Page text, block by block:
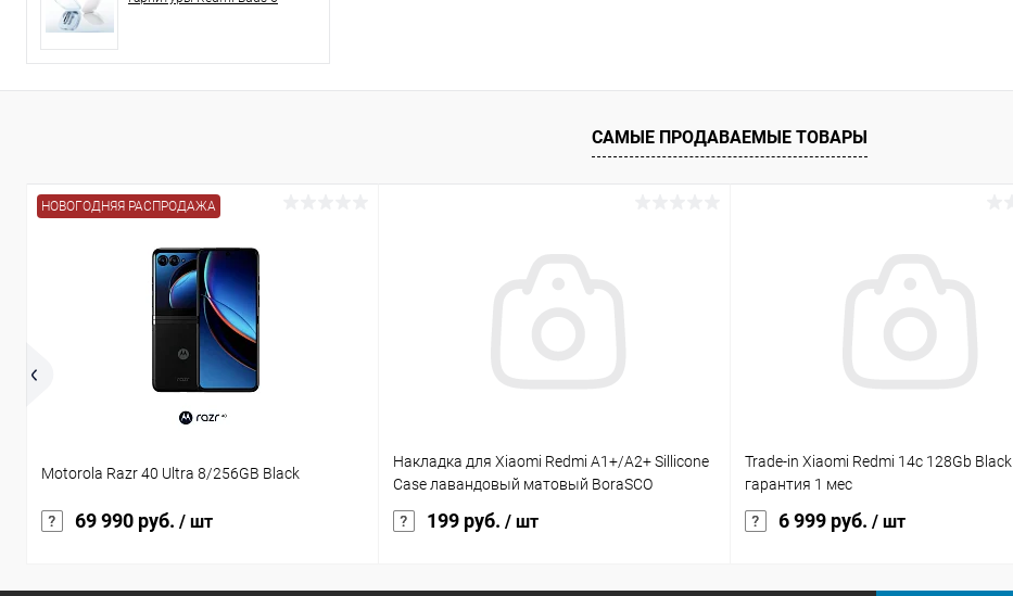
САМЫЕ ПРОДАВАЕМЫЕ ТОВАРЫ
НОВОГОДНЯЯ РАСПРОДАЖА
Motorola Razr 40 Ultra 8/256GB Black
69 990 руб. / шт
Накладка для Xiaomi Redmi A1+/A2+ Sillicone
Case лавандовый матовый BoraSCO
199 руб. / шт
Trade-in Xiaomi Redmi 14с 128Gb Black
гарантия 1 мес
6 999 руб. / шт